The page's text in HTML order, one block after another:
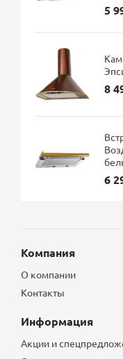
5
8
6
Компания
О компании
Контакты
Информация
Акции и